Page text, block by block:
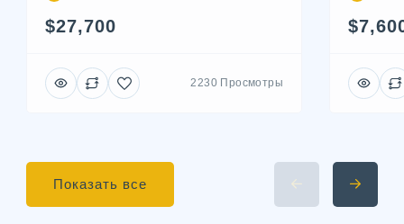
$27,700
2230 Просмотры
Показать все